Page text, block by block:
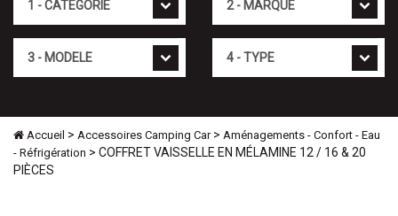
Accueil > Accessoires Camping Car> Aménagements - Confort - Eau
- Réfrigération > COFFRET VAISSELLE EN MÉLAMINE 12 / 16 & 20
PIÈCES